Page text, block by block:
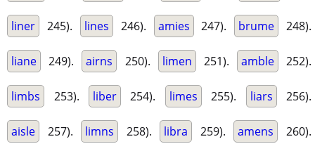
liner 245). lines 246). amies 247). brume 248).
liane 249). airns 250). limen 251). amble 252).
limbs 253). liber 254). limes 255). liars 256).
aisle 257). limns 258). libra 259). amens 260).